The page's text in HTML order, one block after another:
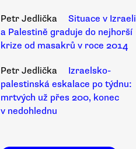
Petr Jedlička
Situace v Izraeli
a Palestině graduje do nejhorší
krize od masakrů v roce 2014
Petr Jedlička
Izraelsko-
palestinská eskalace po týdnu:
mrtvých už přes 200, konec
v nedohlednu